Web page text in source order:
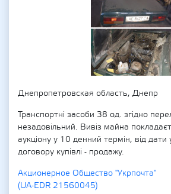
Днепропетровская область, Днепр
Транспортні засоби 38 од. згідно
незадовільний. Вивіз майна
аукціону у 10 денний термін, від дати
договору купівлі - продажу.
Акционерное Общество "Укрпочта"
(UA-EDR 21560045)